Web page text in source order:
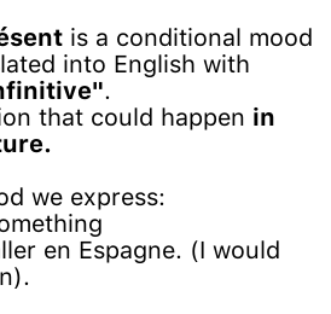
is a conditional mood
into English with
.
that could happen in
we express:
en Espagne. (I would